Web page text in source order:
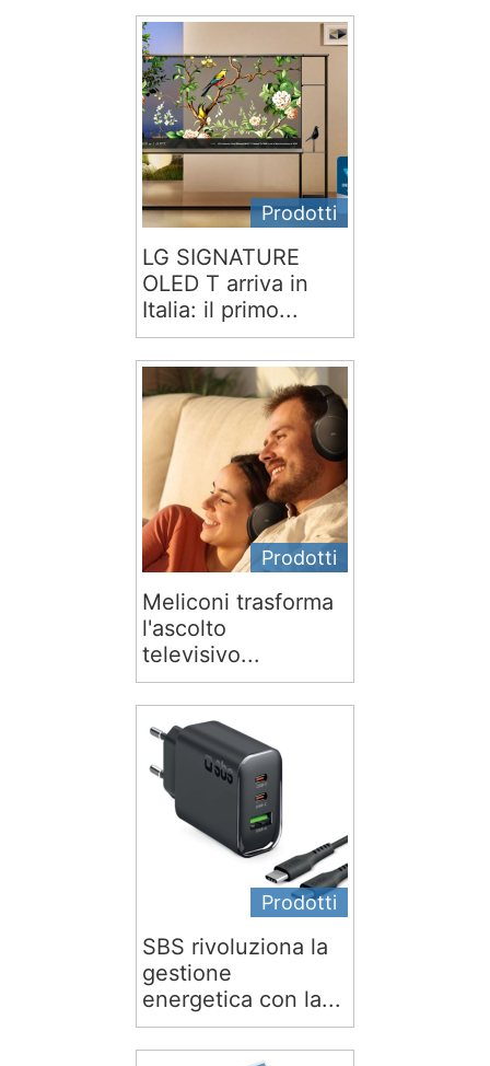
Prodotti
LG SIGNATURE
OLED T arriva in
Italia: il primo...
Prodotti
Meliconi trasforma
l'ascolto
televisivo...
Prodotti
SBS rivoluziona la
gestione
energetica con la...